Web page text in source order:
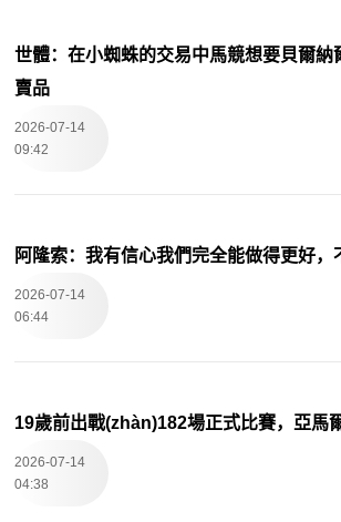
世體：在小蜘蛛的交易中馬競想要貝爾納
賣品
2026-07-14
09:42
阿隆索：我有信心我們完全能做得更好，
2026-07-14
06:44
19歲前出戰(zhàn)182場正式比賽，亞馬
2026-07-14
04:38